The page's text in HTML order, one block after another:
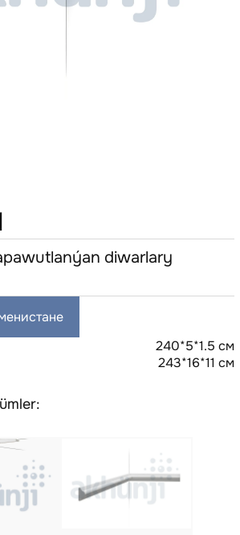
diwarlary
240*5*1.5 см
243*16*11 см